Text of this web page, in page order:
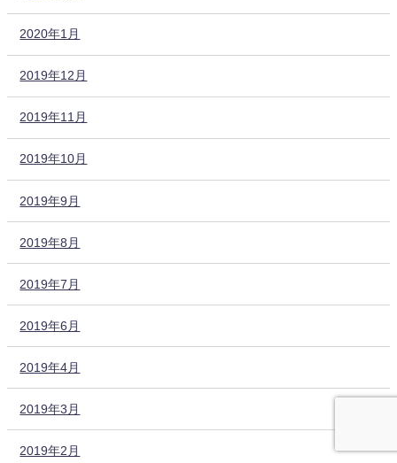
2020年1月
2019年12月
2019年11月
2019年10月
2019年9月
2019年8月
2019年7月
2019年6月
2019年4月
2019年3月
2019年2月